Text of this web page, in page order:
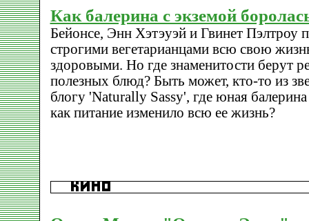
Как балерина с экземой
Бейонсе, Энн Хэтэуэй и Гвинет Пэлтроу
строгими вегетарианцами всю свою
здоровыми. Но где знаменитости берут
полезных блюд? Быть может, кто-то из
блогу 'Naturally Sassy', где юная
как питание изменило всю ее жизнь?